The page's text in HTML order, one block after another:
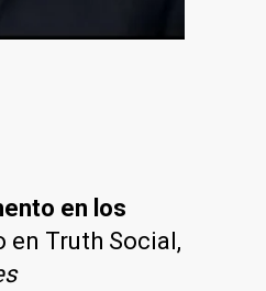
en los
Truth Social,